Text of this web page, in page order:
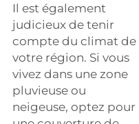
Il est également
judicieux de tenir
compte du climat de
votre région. Si vous
vivez dans une zone
pluvieuse ou
neigeuse, optez pour